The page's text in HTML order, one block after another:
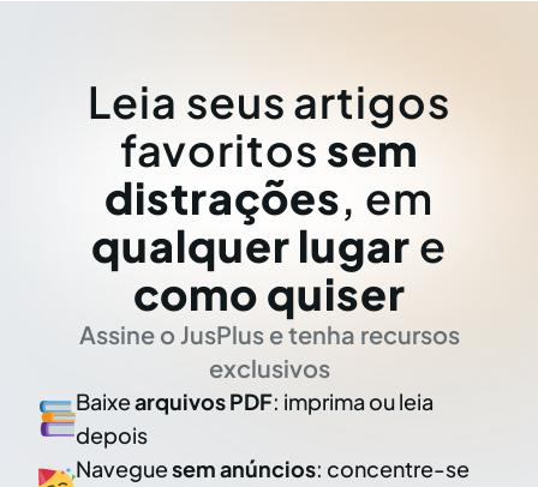
Leia seus artigos
favoritos sem
distrações, em
qualquer lugar e
como quiser
Assine o JusPlus e tenha recursos
exclusivos
Baixearquivos PDF: imprima ou leia
depois
Naveguesem anúncios: concentre-se